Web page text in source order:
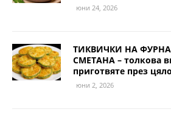
юни 24, 2026
ТИКВИЧКИ НА
СМЕТАНА – толкова
приготвяте през
юни 2, 2026